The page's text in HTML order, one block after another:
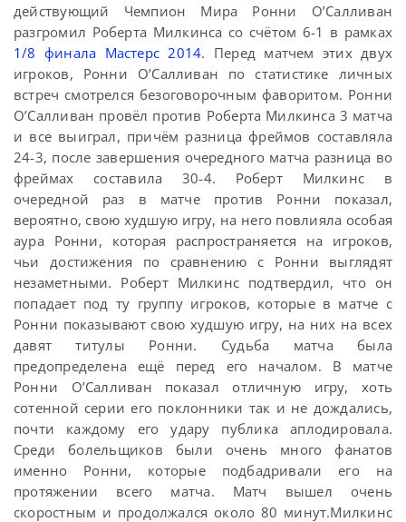
действующий Чемпион Мира Ронни О’Салливан
разгромил Роберта Милкинса со счётом 6-1 в рамках
1/8 финала Мастерс 2014. Перед матчем этих двух
игроков, Ронни О’Салливан по статистике личных
встреч смотрелся безоговорочным фаворитом. Ронни
О’Салливан провёл против Роберта Милкинса 3 матча
и все выиграл, причём разница фреймов составляла
24-3, после завершения очередного матча разница во
фреймах составила 30-4. Роберт Милкинс в
очередной раз в матче против Ронни показал,
вероятно, свою худшую игру, на него повлияла особая
аура Ронни, которая распространяется на игроков,
чьи достижения по сравнению с Ронни выглядят
незаметными. Роберт Милкинс подтвердил, что он
попадает под ту группу игроков, которые в матче с
Ронни показывают свою худшую игру, на них на всех
давят титулы Ронни. Судьба матча была
предопределена ещё перед его началом. В матче
Ронни О’Салливан показал отличную игру, хоть
сотенной серии его поклонники так и не дождались,
почти каждому его удару публика аплодировала.
Среди болельщиков были очень много фанатов
именно Ронни, которые подбадривали его на
протяжении всего матча. Матч вышел очень
скоростным и продолжался около 80 минут.Милкинс